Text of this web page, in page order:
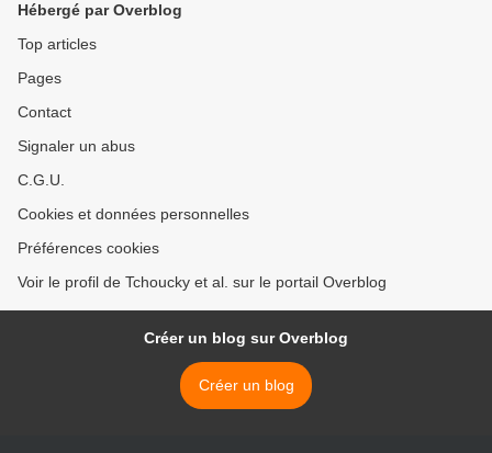
Hébergé par Overblog
Top articles
Pages
Contact
Signaler un abus
C.G.U.
Cookies et données personnelles
Préférences cookies
Voir le profil de Tchoucky et al. sur le portail Overblog
Créer un blog sur Overblog
Créer un blog